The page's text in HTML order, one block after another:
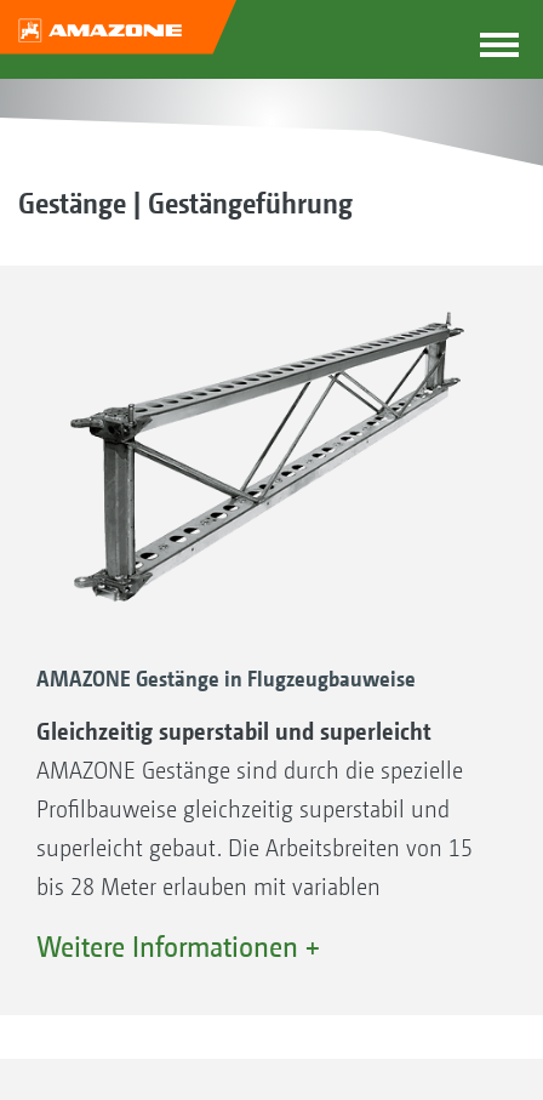
Gestänge | Gestängeführung
AMAZONE Gestänge in Flugzeugbauweise
Gleichzeitig superstabil und superleicht
AMAZONE Gestänge sind durch die spezielle
Profilbauweise gleichzeitig superstabil und
superleicht gebaut. Die Arbeitsbreiten von 15
bis 28 Meter erlauben mit variablen
an die Betriebsstruktur. Hochwertige Qua­lität
Weitere Informationen +